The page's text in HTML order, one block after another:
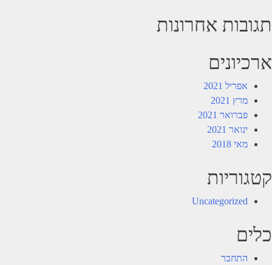
תגובות אחרונות
ארכיונים
אפריל 2021
מרץ 2021
פברואר 2021
ינואר 2021
מאי 2018
קטגוריות
Uncategorized
כלים
התחבר